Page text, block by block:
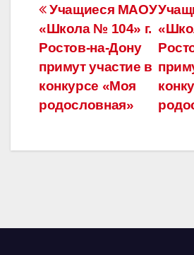
Навигация
по
записям
Учащиеся МАОУ
«Школа № 104» г.
Ростов-на-Дону
примут участие в
конкурсе «Моя
родословная»